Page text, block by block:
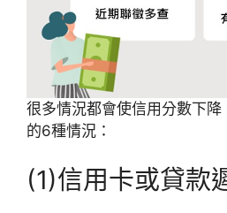
很多情況都會使信用分數下
的6種情況：
(1)信用卡或貸款